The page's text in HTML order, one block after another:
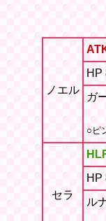
ノエル
HP
ガ
○ピ
セラ
HP
ル